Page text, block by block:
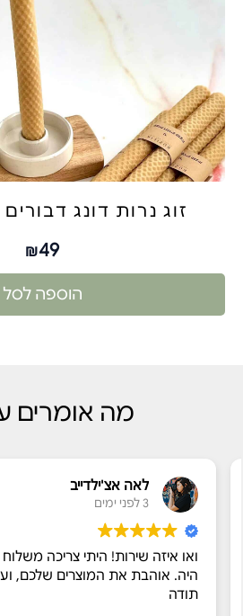
זוג נרות דונג דבורים
₪49
הוספה לסל
מה אומרים
לאה אצ'ילדייב
3 לפני ימים
ואו איזה שירות! היתי צריכה משלוח
היה. אוהבת את המוצרים שלכם, ועם
תודה